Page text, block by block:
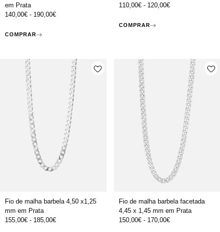
em Prata
140,00€ - 190,00€
COMPRAR
110,00€- 120,00€
COMPRAR
Fio de malha barbela 4,50 x1,25
mm em Prata
155,00€ - 185,00€
Fio de malha barbela facetada
4,45 x 1,45 mm em Prata
150,00€- 170,00€